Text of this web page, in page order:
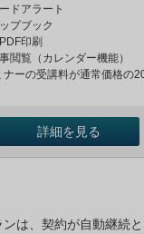
ドアラート
プブック
印刷
閲覧（カレンダー機能）
ナーの受講料が通常価格の
詳細を見る
は、契約が自動継続